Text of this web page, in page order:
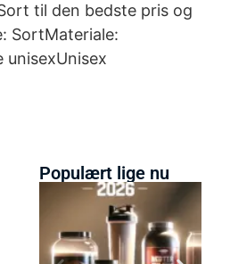
til den bedste pris og
SortMateriale:
unisexUnisex
Populært lige nu